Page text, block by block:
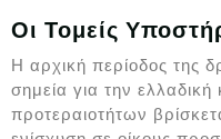
Οι Τομείς
Η αρχική περίοδος της
σημεία για την
προτεραιοτήτων